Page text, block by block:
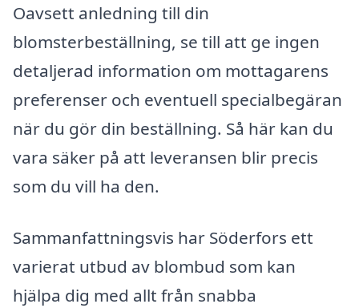
Oavsett anledning till din
blomsterbeställning, se till att ge ingen
detaljerad information om mottagarens
preferenser och eventuell specialbegäran
när du gör din beställning. Så här kan du
vara säker på att leveransen blir precis
som du vill ha den.
Sammanfattningsvis har Söderfors ett
varierat utbud av blombud som kan
hjälpa dig med allt från snabba